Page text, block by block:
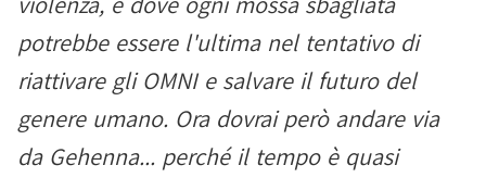
potrebbe essere l'ultima nel tentativo di
riattivare gli OMNI e salvare il futuro del
genere umano. Ora dovrai però andare via
da Gehenna... perché il tempo è quasi